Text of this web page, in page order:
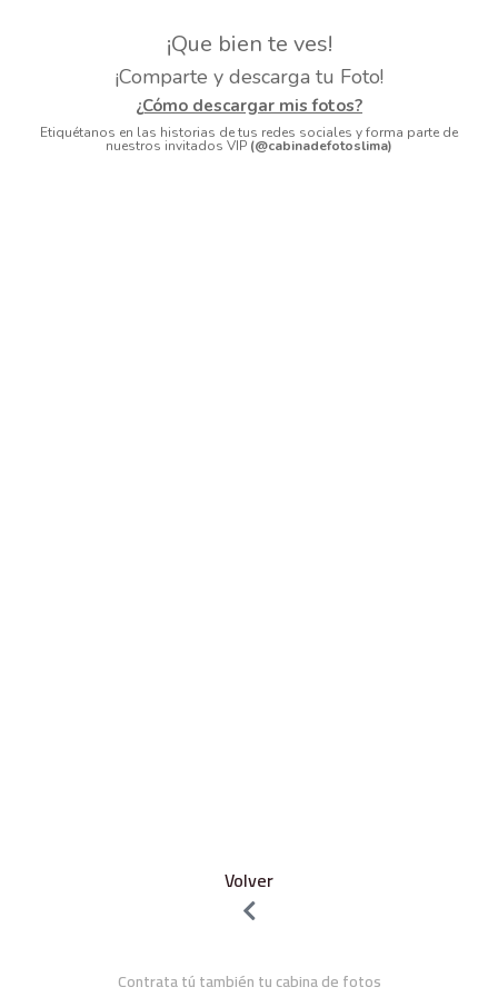
¡Que bien te ves!
¡Comparte y descarga tu Foto!
¿Cómo descargar mis fotos?
Etiquétanos en las historias de tus redes sociales y forma parte de
nuestros invitados VIP (@cabinadefotoslima)
Volver
Contrata tú también tu cabina de fotos